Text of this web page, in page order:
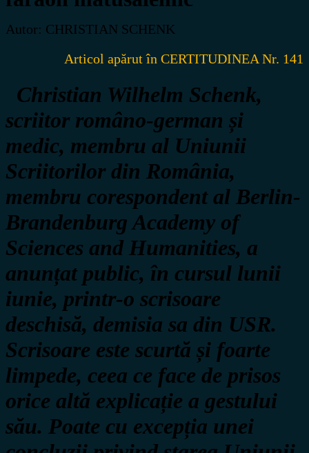
Autor: CHRISTIAN SCHENK
Articol apărut în CERTITUDINEA Nr. 141
Christian Wilhelm Schenk,
scriitor româno-german și
medic, membru al Uniunii
Scriitorilor din România,
membru corespondent al Berlin-
Brandenburg Academy of
Sciences and Humanities, a
anunțat public, în cursul lunii
iunie, printr-o scrisoare
deschisă, demisia sa din USR.
Scrisoare este scurtă și foarte
limpede, ceea ce face de prisos
orice altă explicație a gestului
său. Poate cu excepția unei